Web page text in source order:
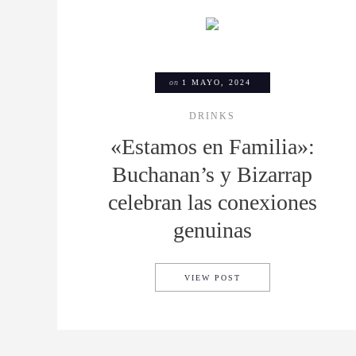
on 1 MAYO, 2024
DRINKS
«Estamos en Familia»:
Buchanan’s y Bizarrap
celebran las conexiones
genuinas
VIEW POST